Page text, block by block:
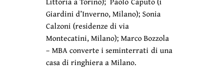
Giardini d’Inverno, Milano); Sonia
Calzoni (residenze di via
Montecatini, Milano); Marco Bozzola
– MBA converte i seminterrati di una
casa di ringhiera a Milano.